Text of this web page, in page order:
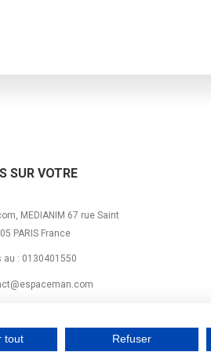
SUR VOTRE
MEDIANIM 67 rue Saint
PARIS France
au : 0130401550
tout Refuser